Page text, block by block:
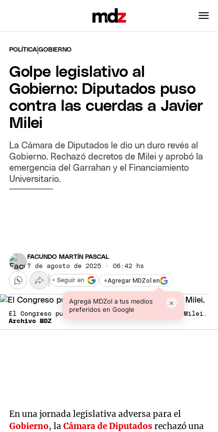
POLÍTICA |GOBIERNO
Golpe legislativo al
Gobierno: Diputados puso
contra las cuerdas a Javier
Milei
La Cámara de Diputados le dio un duro revés al
Gobierno. Rechazó decretos de Milei y aprobó la
emergencia del Garrahan y el Financiamiento
Universitario.
FACUNDO MARTÍN PASCAL
7 de agosto de 2025 · 06:42 hs
+Agregar MDZol en
Agregá MDZol a tus medios
preferidos en Google
×
+ Seguir en
El Congreso puso contra las cuerdas a Javier Milei.
Archivo MDZ
En una jornada legislativa adversa para el
Gobierno, laCámara de Diputadosrechazó una